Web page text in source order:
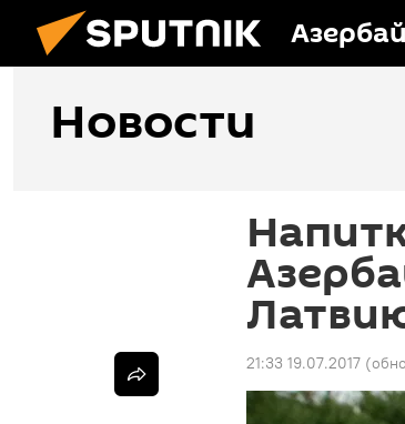
Новости
21:33 19.07.2017